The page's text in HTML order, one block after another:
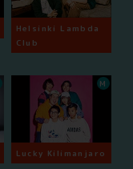
Helsinki Lambda
Club
Lucky Kilimanjaro
M